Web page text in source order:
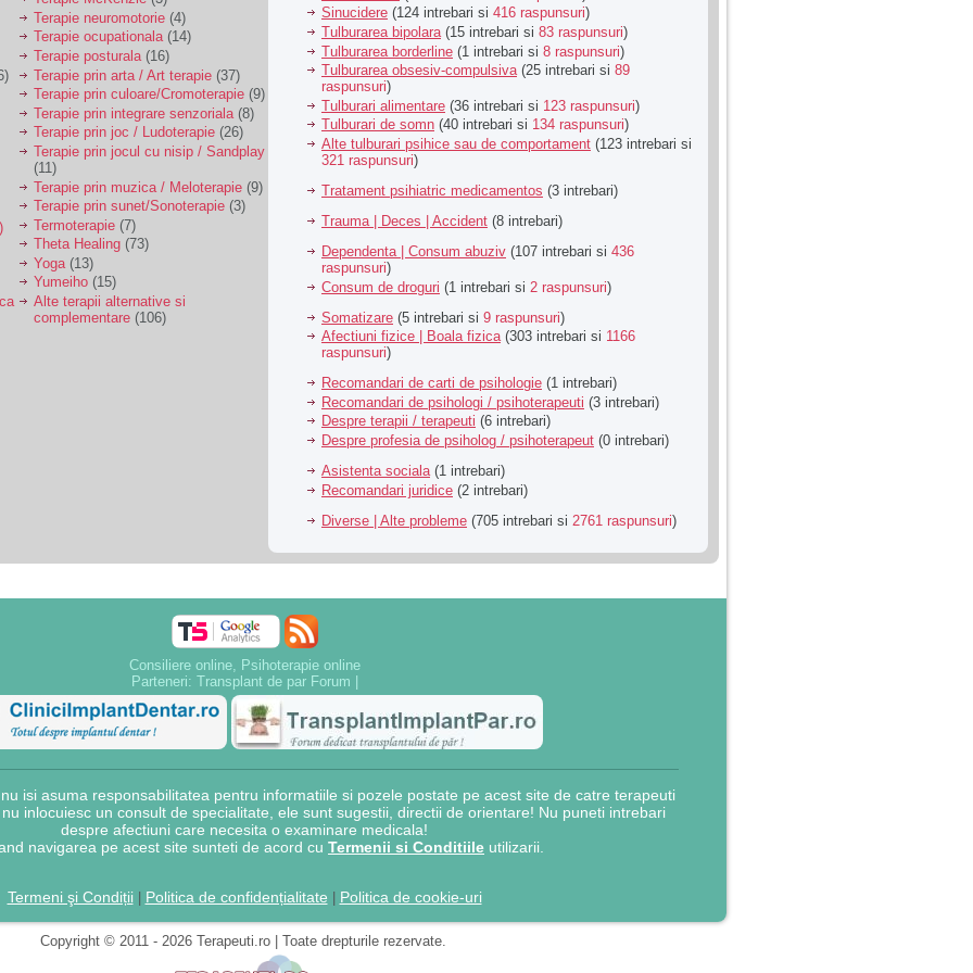
Terapie neuromotorie (4)
Terapie ocupationala(14)
Terapie posturala (16)
Terapie prin arta / Art terapie (37)
Terapie prin culoare/Cromoterapie (9)
Terapie prin integrare senzoriala (8)
Terapie prin joc / Ludoterapie (26)
Terapie prin jocul cu nisip / Sandplay
(11)
Terapie prin muzica / Meloterapie (9)
Terapie prin sunet/Sonoterapie (3)
Termoterapie (7)
Theta Healing (73)
Yoga (13)
Yumeiho (15)
Alte terapii alternative si
complementare (106)
Sinucidere (124 intrebari si 416 raspunsuri)
Tulburarea bipolara(15 intrebari si 83 raspunsuri)
Tulburarea borderline (1 intrebari si 8 raspunsuri)
Tulburarea obsesiv-compulsiva(25 intrebari si 89
raspunsuri)
Tulburari alimentare (36 intrebari si 123 raspunsuri)
Tulburari de somn (40 intrebari si 134 raspunsuri)
Alte tulburari psihice sau de comportament (123 intrebari si
321 raspunsuri)
Tratament psihiatric medicamentos (3 intrebari)
Trauma | Deces | Accident (8 intrebari)
Dependenta | Consum abuziv (107 intrebari si 436
raspunsuri)
Consum de droguri (1 intrebari si 2 raspunsuri)
Somatizare (5 intrebari si 9 raspunsuri)
Afectiuni fizice | Boala fizica(303 intrebari si 1166
raspunsuri)
Recomandari de carti de psihologie (1 intrebari)
Recomandari de psihologi / psihoterapeuti (3 intrebari)
Despre terapii / terapeuti (6 intrebari)
Despre profesia de psiholog / psihoterapeut (0 intrebari)
Asistenta sociala (1 intrebari)
Recomandari juridice (2 intrebari)
Diverse | Alte probleme (705 intrebari si 2761 raspunsuri)
Consiliere online, Psihoterapie online
Parteneri: Transplant de par Forum
isi asuma responsabilitatea pentru informatiile si pozele postate pe acest site de catre terapeuti
inlocuiesc un consult de specialitate, ele sunt sugestii, directii de orientare! Nu puneti intrebari
despre afectiuni care necesita o examinare medicala!
navigarea pe acest site sunteti de acord cu Termenii si Conditiile utilizarii.
Termeni şi Condiții| Politica de confidențialitate Politica de cookie-uri
Copyright © 2011 - 2026 Terapeuti.ro | Toate drepturile rezervate.